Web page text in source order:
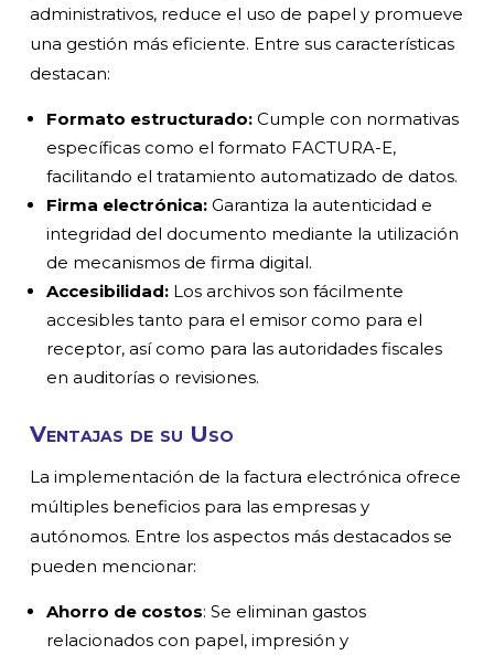
administrativos, reduce el uso de papel y promueve
una gestión más eficiente. Entre sus características
destacan:
Formato estructurado: Cumple con normativas
específicas como el formato FACTURA-E,
facilitando el tratamiento automatizado de datos.
Firma electrónica: Garantiza la autenticidad e
integridad del documento mediante la utilización
de mecanismos de firma digital.
Accesibilidad: Los archivos son fácilmente
accesibles tanto para el emisor como para el
receptor, así como para las autoridades fiscales
en auditorías o revisiones.
Ventajas de su Uso
La implementación de la factura electrónica ofrece
múltiples beneficios para las empresas y
autónomos. Entre los aspectos más destacados se
pueden mencionar:
Ahorro de costos: Se eliminan gastos
relacionados con papel, impresión y